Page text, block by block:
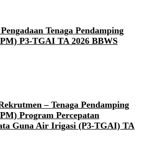
Tenaga Pendamping
P3-TGAI TA 2026 BBWS
– Tenaga Pendamping
Program Percepatan
Guna Air Irigasi (P3-TGAI) TA